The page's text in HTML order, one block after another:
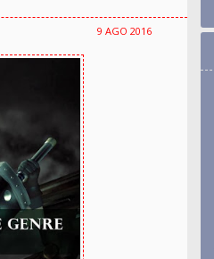
9 AGO 2016